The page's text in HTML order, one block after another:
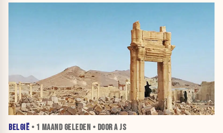
BELGIË • 1 MAANDGELEDEN • DOOR A JS